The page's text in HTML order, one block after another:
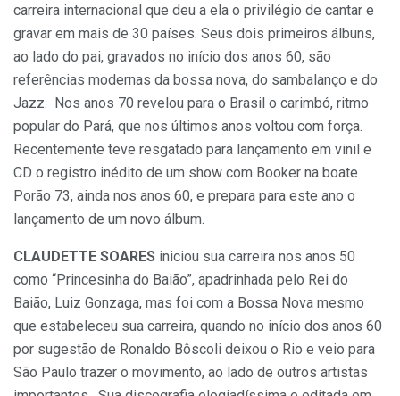
carreira internacional que deu a ela o privilégio de cantar e
gravar em mais de 30 países. Seus dois primeiros álbuns,
ao lado do pai, gravados no início dos anos 60, são
referências modernas da bossa nova, do sambalanço e do
Jazz. Nos anos 70 revelou para o Brasil o carimbó, ritmo
popular do Pará, que nos últimos anos voltou com força.
Recentemente teve resgatado para lançamento em vinil e
CD o registro inédito de um show com Booker na boate
Porão 73, ainda nos anos 60, e prepara para este ano o
lançamento de um novo álbum.
CLAUDETTE SOARES iniciou sua carreira nos anos 50
como “Princesinha do Baião”, apadrinhada pelo Rei do
Baião, Luiz Gonzaga, mas foi com a Bossa Nova mesmo
que estabeleceu sua carreira, quando no início dos anos 60
por sugestão de Ronaldo Bôscoli deixou o Rio e veio para
São Paulo trazer o movimento, ao lado de outros artistas